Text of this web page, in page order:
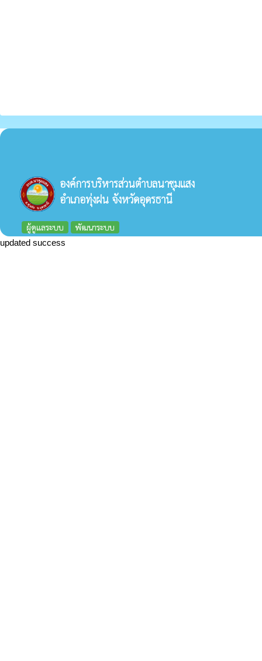
องค์การบริหารส่วนตำบลนาชุมแสง
อำเภอทุ่งฝน จังหวัดอุดรธานี
ผู้ดูแลระบบ พัฒนาระบบ
updated success